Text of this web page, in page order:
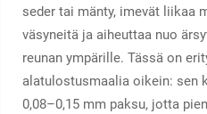
seder tai mänty, imevät liikaa
väsyneitä ja aiheuttaa nuo
reunan ympärille. Tässä on
alatulostusmaalia oikein: sen
0,08–0,15 mm paksu, jotta